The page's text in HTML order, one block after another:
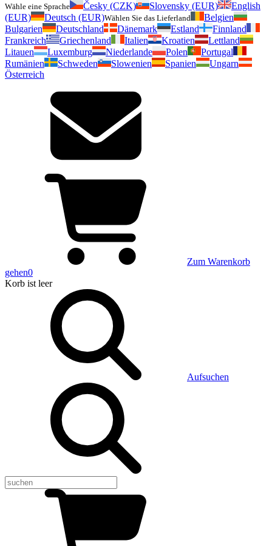
Wähle eine Sprache Česky (CZK) Slovensky (EUR)
English
(EUR)
Deutsch (EUR)Wählen Sie das Lieferland
Belgien
Bulgarien
Deutschland Dänemark Estland
Finnland
Frankreich
Griechenland Italien Kroatien
Lettland
Litauen
Luxemburg Niederlande Polen
Portugal
Rumänien
Schweden Slowenien Spanien
Ungarn
Österreich
Zum Warenkorb
gehen0
Korb ist leer
Aufsuchen